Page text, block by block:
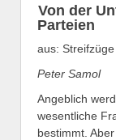
Von der
Parteien
aus:
Peter Samol
Angeblich
wesentliche
bestimmt.